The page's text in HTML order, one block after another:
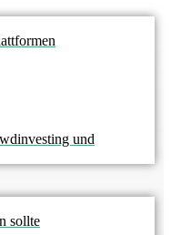
und
sollte